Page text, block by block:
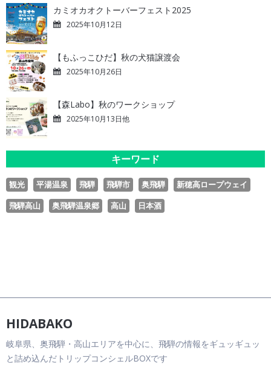
カミオカオクトーバーフェスト2025
2025年10月12日
【もふっこひだ】秋の犬猫譲渡会
2025年10月26日
【森Labo】秋のワークショップ
2025年10月13日他
キーワード
観光 平湯温泉 飛騨 飛騨市 奥飛騨
新穂高ロープウェイ
飛騨高山
奥飛騨温泉郷 高山 日本酒
HIDABAKO
岐阜県、奥飛騨・高山エリアを中心に、飛騨の情報をギュッギュッ
と詰め込んだトリップコンシェルBOXです